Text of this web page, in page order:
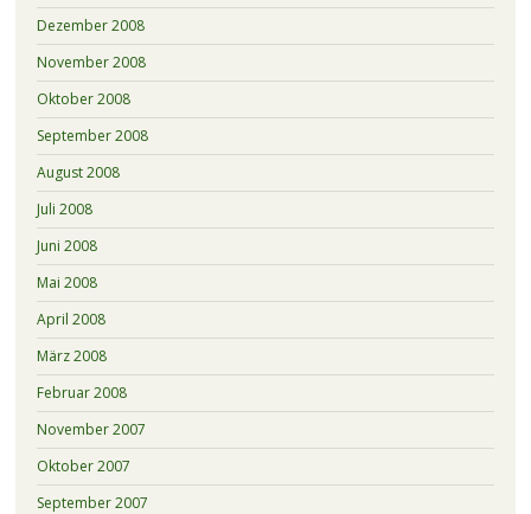
Dezember 2008
November 2008
Oktober 2008
September 2008
August 2008
Juli 2008
Juni 2008
Mai 2008
April 2008
März 2008
Februar 2008
November 2007
Oktober 2007
September 2007